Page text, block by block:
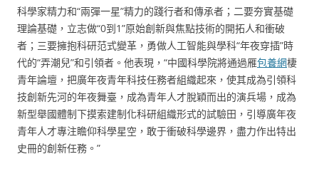
科學家精力和“兩彈一星”精力的踐行者和傳承者；二要夯實基礎
理論基礎，立志做“0到1”原始創新與焦點技術的開拓人和衝破
者；三要擁抱科研范式變革，勇做人工智能與學科“年夜穿插”時
代的“弄潮兒”和引領者。他表現，“中國科學院將通過雁包養網棲
青年論壇，把廣年夜青年科技任務者組織起來，使其成為引領科
技創新先河的年夜舞臺，成為青年人才脫穎而出的演兵場，成為
新型舉國體制下摸索建制化科研組織形式的試驗田，引導廣年夜
青年人才專注瞻仰科學星空，敢于衝破科學邊界，盡力作出特出
史冊的創新任務。”